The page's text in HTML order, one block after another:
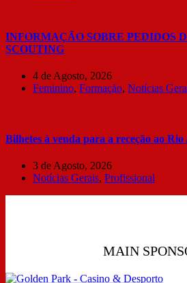
INFORMAÇÃO SOBRE PEDIDOS
SCOUTING
4 de Agosto, 2026
Feminino, Formação, Notícias
Bilhetes à venda para a receção ao Rio
3 de Agosto, 2026
Notícias Gerais, Profissional
MAIN